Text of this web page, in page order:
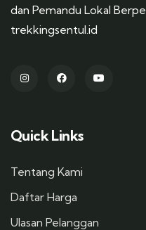
dan Pemandu Lokal
trekkingsentul.id
Quick Links
Tentang Kami
Daftar Harga
Ulasan Pelanggan